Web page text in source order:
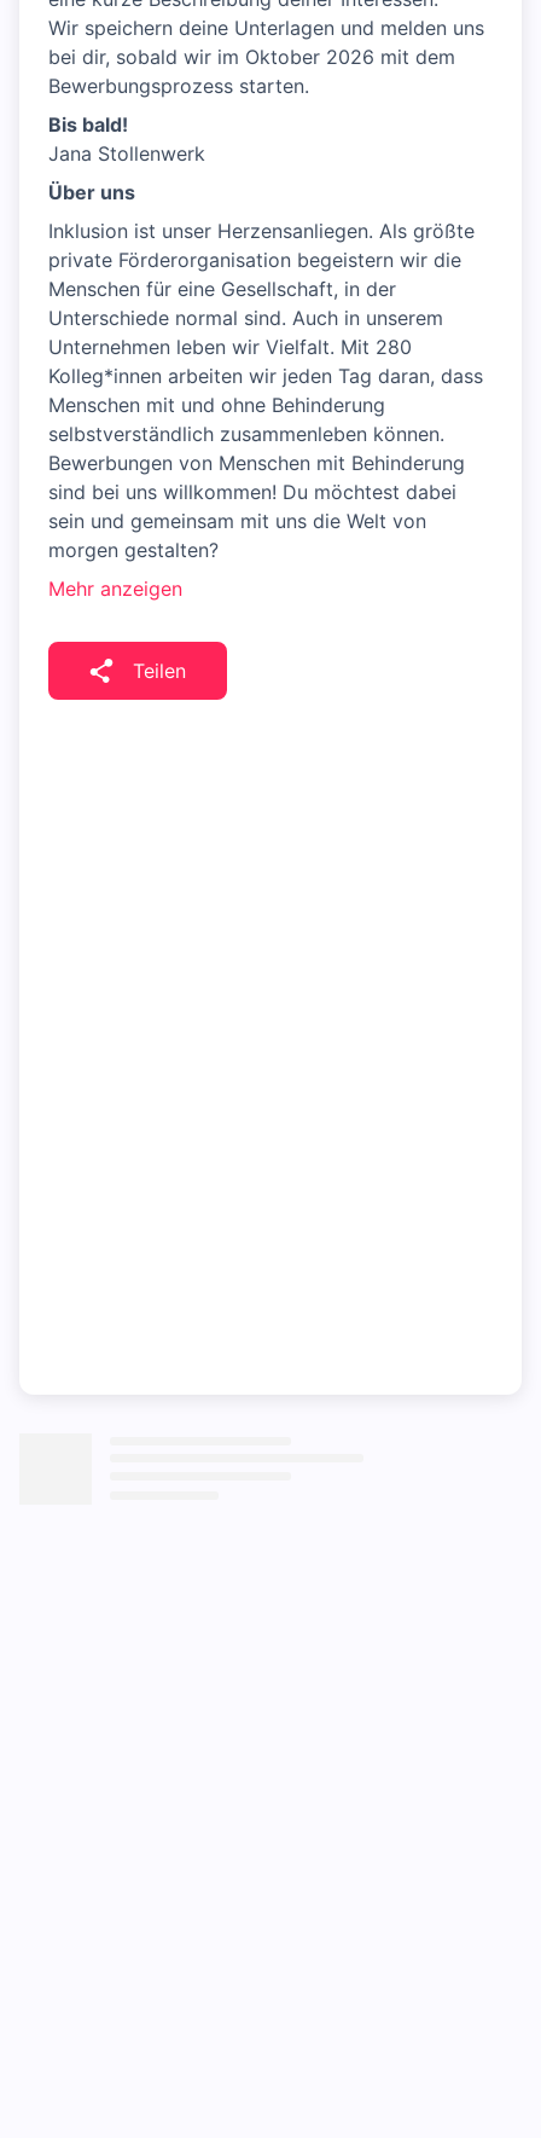
Wir speichern deine Unterlagen und melden uns
bei dir, sobald wir im Oktober 2026 mit dem
Bewerbungsprozess starten.
Bis bald!
Jana Stollenwerk
Über uns
Inklusion ist unser Herzensanliegen. Als größte
private Förderorganisation begeistern wir die
Menschen für eine Gesellschaft, in der
Unterschiede normal sind. Auch in unserem
Unternehmen leben wir Vielfalt. Mit 280
Kolleg*innen arbeiten wir jeden Tag daran, dass
Menschen mit und ohne Behinderung
selbstverständlich zusammenleben können.
Bewerbungen von Menschen mit Behinderung
sind bei uns willkommen! Du möchtest dabei
sein und gemeinsam mit uns die Welt von
morgen gestalten?
Mehr anzeigen
Teilen